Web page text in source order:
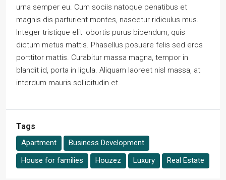
urna semper eu. Cum sociis natoque penatibus et
magnis dis parturient montes, nascetur ridiculus mus.
Integer tristique elit lobortis purus bibendum, quis
dictum metus mattis. Phasellus posuere felis sed eros
porttitor mattis. Curabitur massa magna, tempor in
blandit id, porta in ligula. Aliquam laoreet nisl massa, at
interdum mauris sollicitudin et.
Tags
Apartment
Business Development
House for families
Houzez Luxury Real Estate